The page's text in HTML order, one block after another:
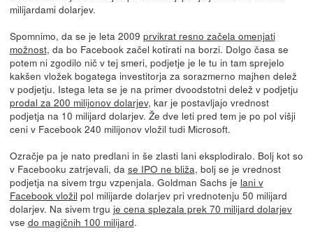
milijardami dolarjev.
Spomnimo, da se je leta 2009 prvikrat resno začela omenjati
možnost, da bo Facebook začel kotirati na borzi. Dolgo časa se
potem ni zgodilo nič v tej smeri, podjetje je le tu in tam sprejelo
kakšen vložek bogatega investitorja za sorazmerno majhen delež
v podjetju. Istega leta se je na primer dvoodstotni delež v podjetju
prodal za 200 milijonov dolarjev, kar je postavljajo vrednost
podjetja na 10 milijard dolarjev. Že dve leti pred tem je po pol višji
ceni v Facebook 240 milijonov vložil tudi Microsoft.
Ozračje pa je nato predlani in še zlasti lani eksplodiralo. Bolj kot so
v Facebooku zatrjevali, da se IPO ne bliža, bolj se je vrednost
podjetja na sivem trgu vzpenjala. Goldman Sachs je lani v
Facebook vložil pol milijarde dolarjev pri vrednotenju 50 milijard
dolarjev. Na sivem trgu je cena splezala prek 70 milijard dolarjev
vse do magičnih 100 milijard.